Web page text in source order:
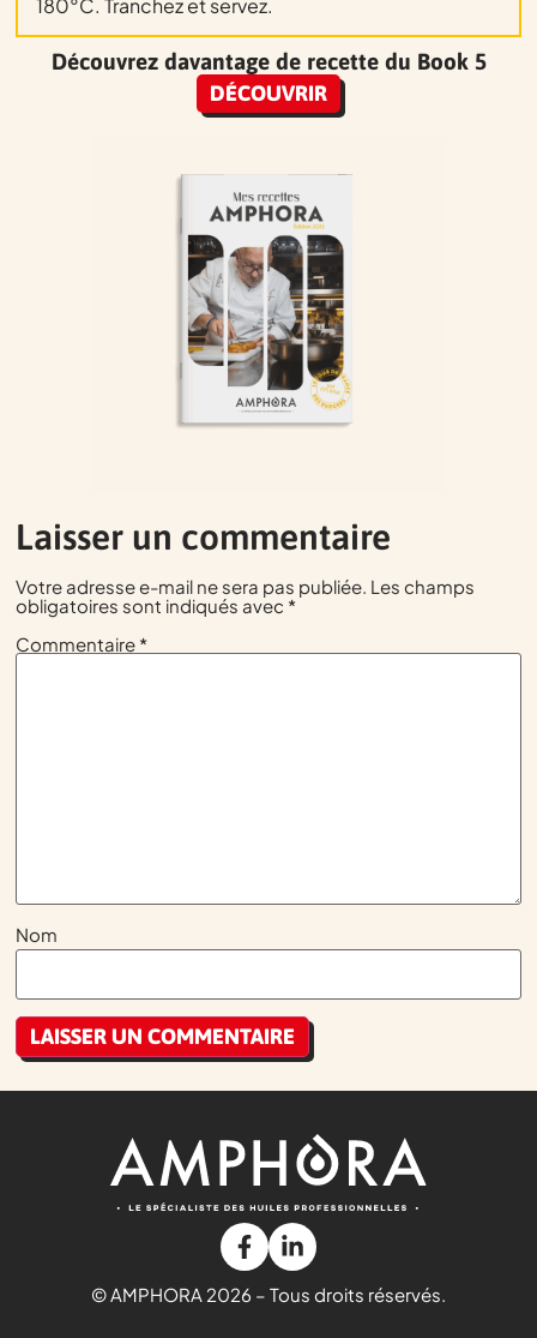
180°C. Tranchez et servez.
Découvrez davantage de recette du Book 5
DÉCOUVRIR
Laisser un commentaire
Votre adresse e-mail ne sera pas publiée. Les champs
obligatoires sont indiqués avec *
Commentaire *
Nom
© AMPHORA 2026 – Tous droits réservés.